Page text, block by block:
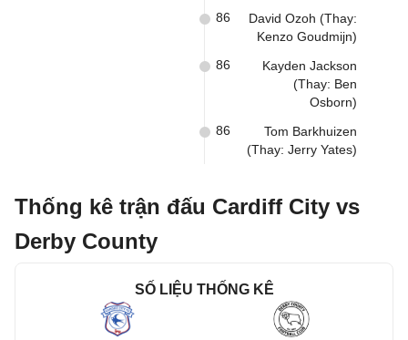
David Ozoh (Thay:
Kenzo Goudmijn)
86
Kayden Jackson
(Thay: Ben
Osborn)
86
Tom Barkhuizen
(Thay: Jerry Yates)
86
Thống kê trận đấu Cardiff City vs
Derby County
SỐ LIỆU THỐNG KÊ